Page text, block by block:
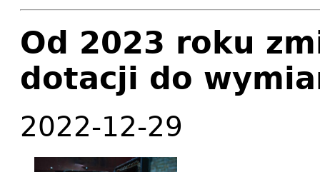
Od 2023 roku
dotacji do
2022-12-29